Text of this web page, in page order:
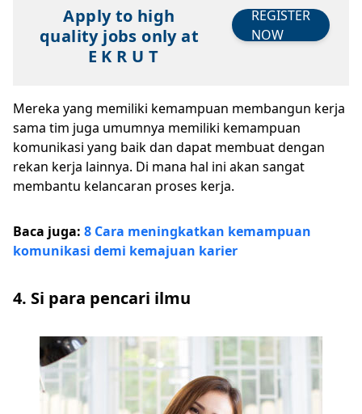
Apply to high
quality jobs only at
E K R U T
REGISTER
NOW
Mereka yang memiliki kemampuan membangun kerja
sama tim juga umumnya memiliki kemampuan
komunikasi yang baik dan dapat membuat dengan
rekan kerja lainnya. Di mana hal ini akan sangat
membantu kelancaran proses kerja.
Baca juga: 8 Cara meningkatkan kemampuan
komunikasi demi kemajuan karier
4. Si para pencari ilmu